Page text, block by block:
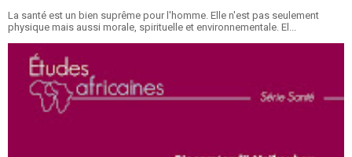
La santé est un bien suprême pour l'homme. Elle n'est pas seulement
physique mais aussi morale, spirituelle et environnementale. El...